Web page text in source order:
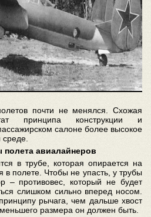
почти не менялся. Схожая
принципа конструкции и
салоне более высокое
полета авиалайнеров
в трубе, которая опирается на
в полете. Чтобы не упасть, у трубы
– противовес, который не будет
слишком сильно вперед носом.
рычага, чем дальше хвост
размера он должен быть.